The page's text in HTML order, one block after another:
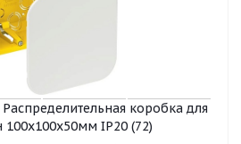
коробка для
полых стен 100x100x50мм IP20 (72)